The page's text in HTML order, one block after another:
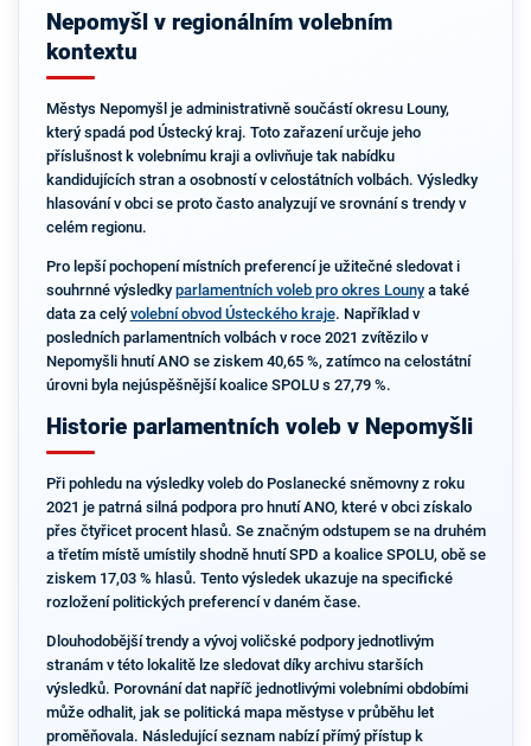
Nepomyšl v regionálním volebním
kontextu
Městys Nepomyšl je administrativně součástí okresu Louny,
který spadá pod Ústecký kraj. Toto zařazení určuje jeho
příslušnost k volebnímu kraji a ovlivňuje tak nabídku
kandidujících stran a osobností v celostátních volbách. Výsledky
hlasování v obci se proto často analyzují ve srovnání s trendy v
celém regionu.
Pro lepší pochopení místních preferencí je užitečné sledovat i
souhrnné výsledky parlamentních voleb pro okres Lounya také
data za celý volební obvod Ústeckého kraje. Například v
posledních parlamentních volbách v roce 2021 zvítězilo v
Nepomyšli hnutí ANO se ziskem 40,65 %, zatímco na celostátní
úrovni byla nejúspěšnější koalice SPOLU s 27,79 %.
Historie parlamentních voleb v Nepomyšli
Při pohledu na výsledky voleb do Poslanecké sněmovny z roku
2021 je patrná silná podpora pro hnutí ANO, které v obci získalo
přes čtyřicet procent hlasů. Se značným odstupem se na druhém
a třetím místě umístily shodně hnutí SPD a koalice SPOLU, obě se
ziskem 17,03 % hlasů. Tento výsledek ukazuje na specifické
rozložení politických preferencí v daném čase.
Dlouhodobější trendy a vývoj voličské podpory jednotlivým
stranám v této lokalitě lze sledovat díky archivu starších
výsledků. Porovnání dat napříč jednotlivými volebními obdobími
může odhalit, jak se politická mapa městyse v průběhu let
proměňovala. Následující seznam nabízí přímý přístup k